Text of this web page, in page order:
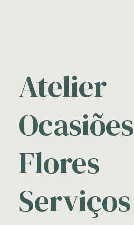
Atelier
Ocasiões
Flores
Serviços